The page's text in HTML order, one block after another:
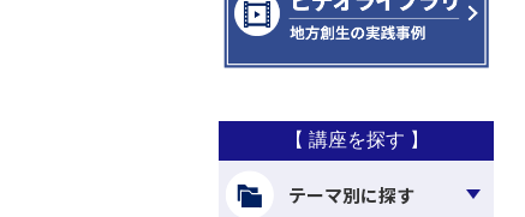
【 講座を探す 】
テーマ別に探す